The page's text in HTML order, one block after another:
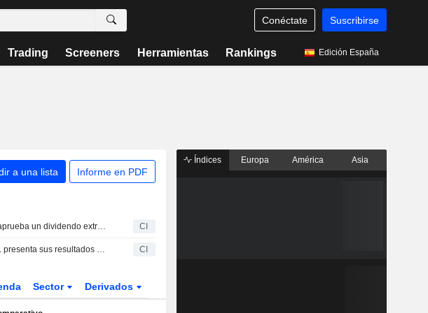
Conéctate Suscribirse
Trading Screeners Herramientas Rankings Edición España
a una lista Informe en PDF
Jemtec Inc. aprueba un dividendo extraordinario que se abonará el 29 de julio de 2026 CI
JEMTEC Inc. presenta sus resultados del tercer trimestre y de los nueve primeros meses de su ejercicio fiscal, finalizado el 30 de abril de 2026 CI
Sector Derivados
Índices Europa América Asia